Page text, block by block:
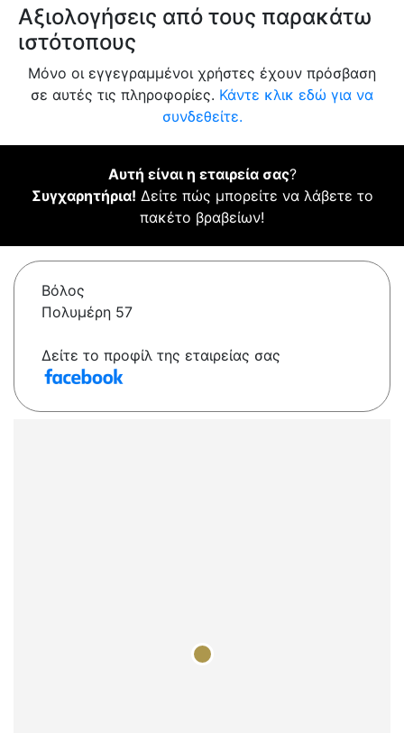
Αξιολογήσεις από τους παρακάτω
ιστότοπους
Μόνο οι εγγεγραμμένοι χρήστες έχουν πρόσβαση
σε αυτές τις πληροφορίες. Κάντε κλικ εδώ για να
συνδεθείτε.
Αυτή είναι η εταιρεία σας?
Συγχαρητήρια! Δείτε πώς μπορείτε να λάβετε το
πακέτο βραβείων!
Βόλος
Πολυμέρη 57
Δείτε το προφίλ της εταιρείας σας